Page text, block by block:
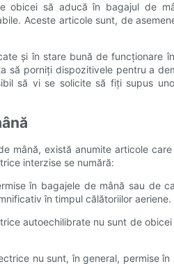
obicei să aducă în bagajul de
Aceste articole sunt, de
și în stare bună de funcționare
să porniți dispozitivele pentru a
să vi se solicite să fiți supus
mână, există anumite articole
interzise se numără:
în bagajele de mână sau de
în timpul călătoriilor aeriene.
autoechilibrate nu sunt de obicei
nu sunt, în general, permise în